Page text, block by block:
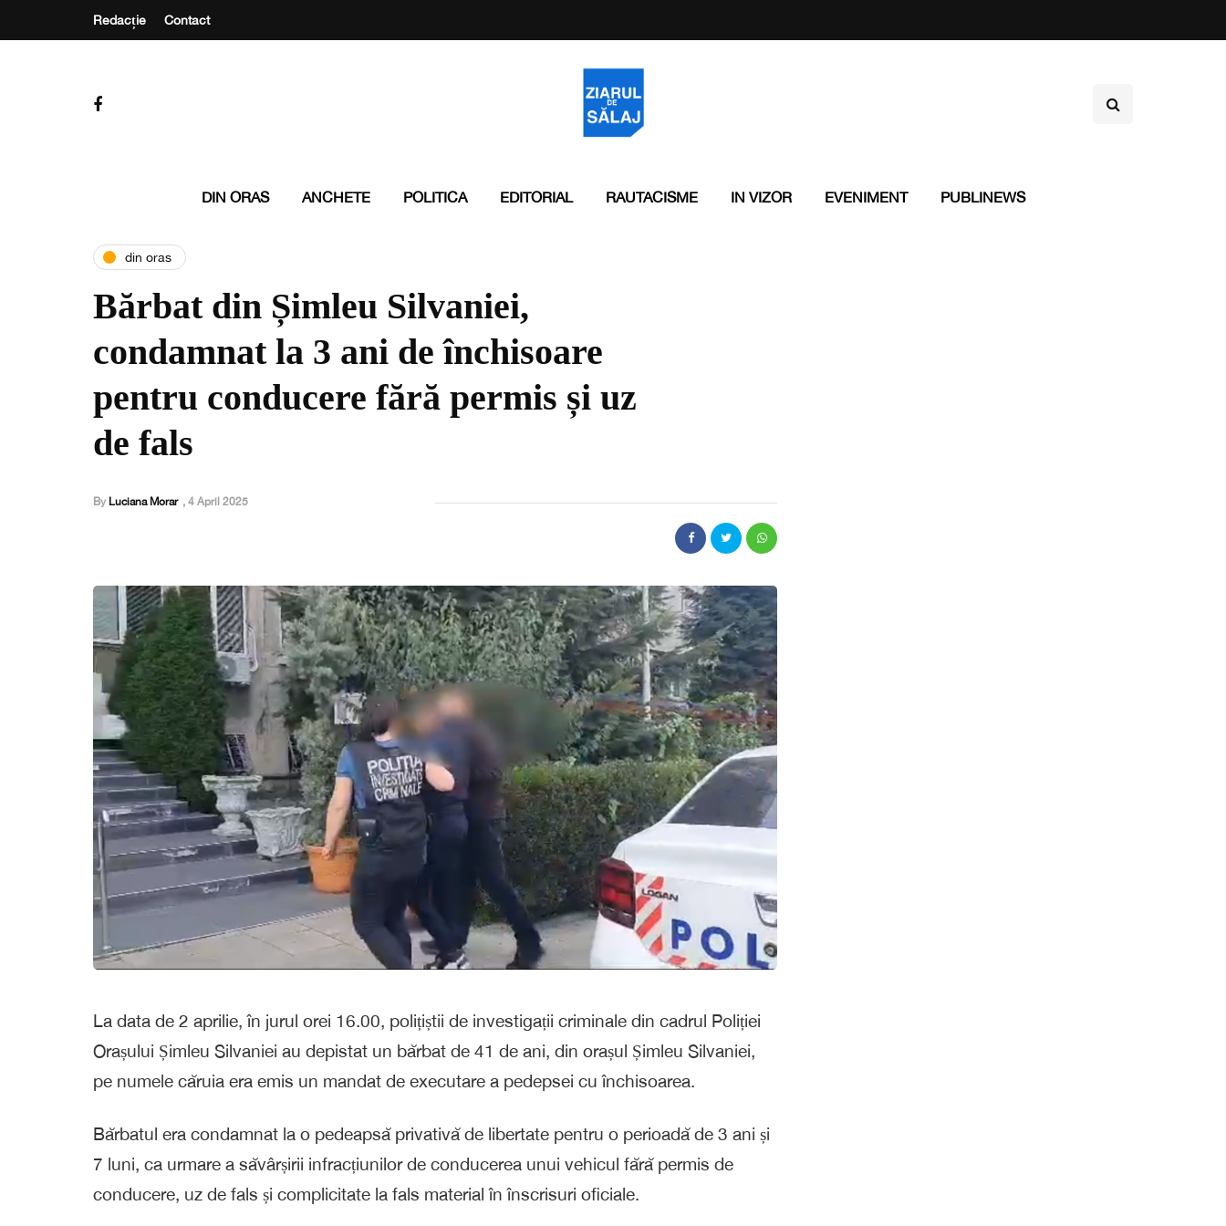
Redacție Contact
DIN ORAS ANCHETE POLITICA EDITORIAL RAUTACISME IN VIZOR EVENIMENT PUBLINEWS
din oras
Bărbat din Șimleu Silvaniei,
condamnat la 3 ani de închisoare
pentru conducere fără permis și uz
de fals
By Luciana Morar , 4 April 2025
La data de 2 aprilie, în jurul orei 16.00, polițiștii de investigații criminale din cadrul Poliției
Orașului Șimleu Silvaniei au depistat un bărbat de 41 de ani, din orașul Șimleu Silvaniei,
pe numele căruia era emis un mandat de executare a pedepsei cu închisoarea.
Bărbatul era condamnat la o pedeapsă privativă de libertate pentru o perioadă de 3 ani și
7 luni, ca urmare a săvârșirii infracțiunilor de conducerea unui vehicul fără permis de
conducere, uz de fals și complicitate la fals material în înscrisuri oficiale.